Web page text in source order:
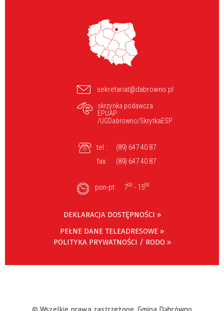
sekretariat@dabrowno.pl
skrzynka podawcza
EPUAP:
/UGDabrowno/SkrytkaESP
tel.:
(89) 647 40 87
fax:
(89) 647 40 87
pon-pt: 700 - 1500
DEKLARACJA DOSTĘPNOŚCI »
PEŁNE DANE TELEADRESOWE »
POLITYKA PRYWATNOŚCI / RODO »